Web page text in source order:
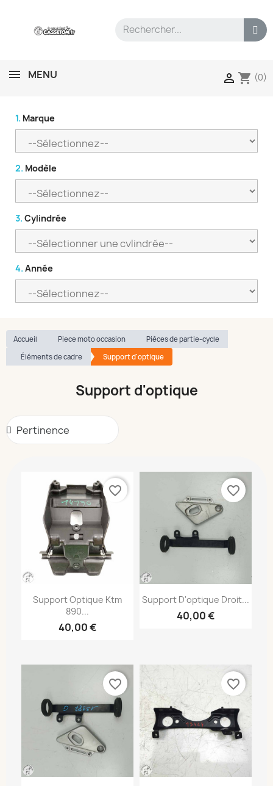
MENU  shopping_cart (0)
1. Marque
2. Modèle
3. Cylindrée
4. Année
Accueil Piece moto occasion
Pièces de partie-cycle
Éléments de cadre
Support d'optique
Support d'optique
Support Optique Ktm
890...
40,00 €
favorite_border
Support D'optique Droit...
40,00 €
favorite_border
favorite_border favorite_border